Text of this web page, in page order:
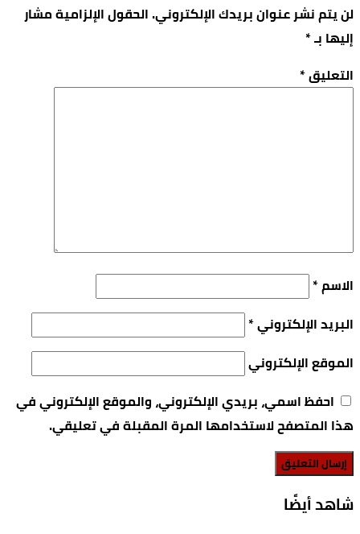
لن يتم نشر عنوان بريدك الإلكتروني.الحقول الإلزامية مشار
إليها بـ*
التعليق*
الاسم*
البريد الإلكتروني*
الموقع الإلكتروني
احفظ اسمي، بريدي الإلكتروني، والموقع الإلكتروني في
هذا المتصفح لاستخدامها المرة المقبلة في تعليقي.
‫شاهد أيضًا‬